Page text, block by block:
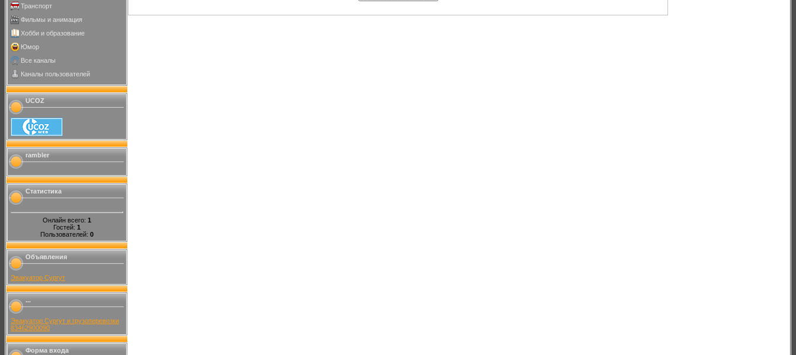
Транспорт
Фильмы и анимация
Хобби и образование
Юмор
Все каналы
Каналы пользователей
UCOZ
rambler
Статистика
Онлайн всего: 1
Гостей: 1
Пользователей: 0
Объявления
Эвакуатор Сургут
...
Эвакуатор Сургут и грузоперевозки
83462900090
Форма входа